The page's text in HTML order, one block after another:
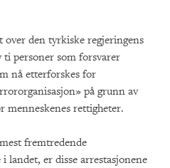
den tyrkiske regjeringens
ti personer som forsvarer
nå etterforskes for
på grunn av
menneskenes rettigheter.
fremtredende
landet, er disse arrestasjonene